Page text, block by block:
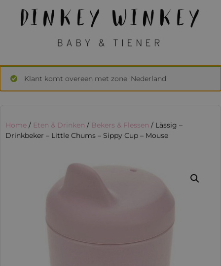
Klant komt overeen met zone 'Nederland'
Home / Eten & Drinken / Bekers & Flessen / Lässig –
Drinkbeker – Little Chums – Sippy Cup – Mouse